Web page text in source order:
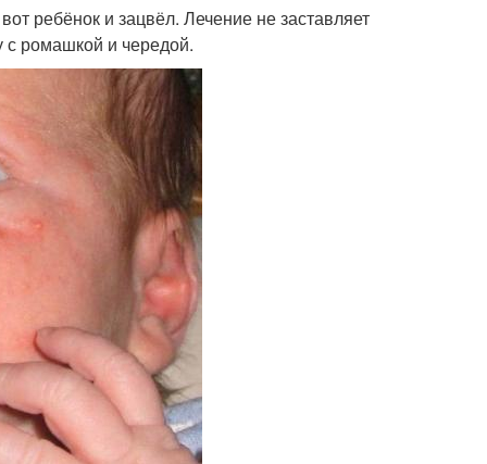
ребёнок и зацвёл. Лечение не заставляет
с ромашкой и чередой.